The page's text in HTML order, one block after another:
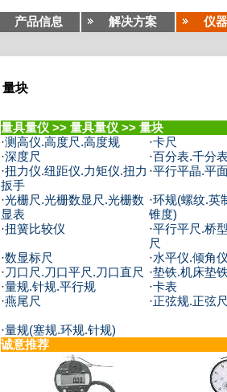
产品信息 解决方案
仪
量块
量具量仪 >> 量具量仪 >> 量块
·测高仪.高度尺.高度规 ·卡尺
·深度尺 ·百分表.千分
·扭力仪.纽距仪.力矩仪.扭力
扳手
·平行平晶.平
·光栅尺.光栅数显尺.光栅数
显表
·环规(螺纹.英
锥度)
·扭簧比较仪 ·平行平尺.桥
尺
·数显标尺 ·水平仪.倾角
·刀口尺.刀口平尺.刀口直尺 ·垫铁.机床垫
·量规.针规.平行规 ·卡表
·燕尾尺 ·正弦规.正弦
·量规(塞规.环规.针规)
诚意推荐